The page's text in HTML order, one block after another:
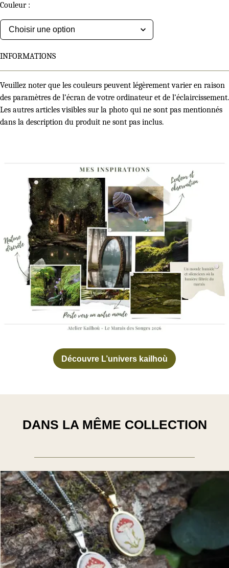
Couleur:
INFORMATIONS
Veuillez noter que les couleurs peuvent légèrement varier en raison
des paramètres de l’écran de votre ordinateur et de l’éclaircissement.
Les autres articles visibles sur la photo qui ne sont pas mentionnés
dans la description du produit ne sont pas inclus.
Découvre L’univers kailhoù
DANS LA MÊME COLLECTION